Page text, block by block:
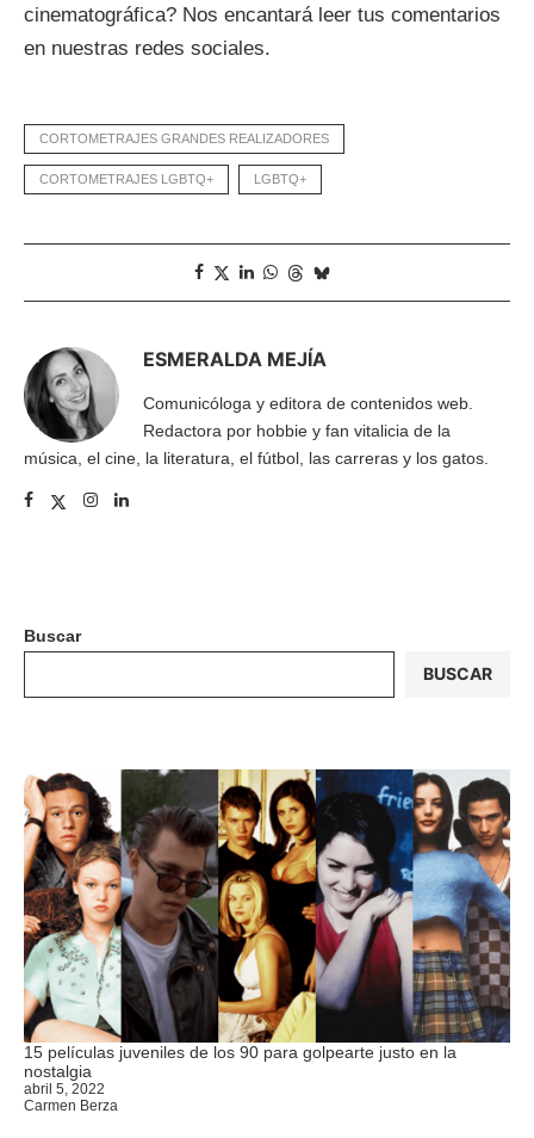
cinematográfica? Nos encantará leer tus comentarios
en nuestras redes sociales.
CORTOMETRAJES GRANDES REALIZADORES
CORTOMETRAJES LGBTQ+ LGBTQ+
ESMERALDA MEJÍA
Comunicóloga y editora de contenidos web.
Redactora por hobbie y fan vitalicia de la
música, el cine, la literatura, el fútbol, las carreras y los gatos.
Buscar
BUSCAR
15 películas juveniles de los 90 para golpearte justo en la
nostalgia
abril 5, 2022
Carmen Berza